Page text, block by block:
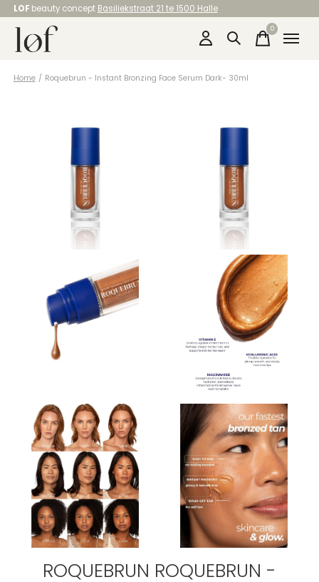
LOF beauty concept Basiliekstraat 21 te 1500 Halle
0items
Home / Roquebrun - Instant Bronzing Face Serum Dark- 30ml
ROQUEBRUN ROQUEBRUN -